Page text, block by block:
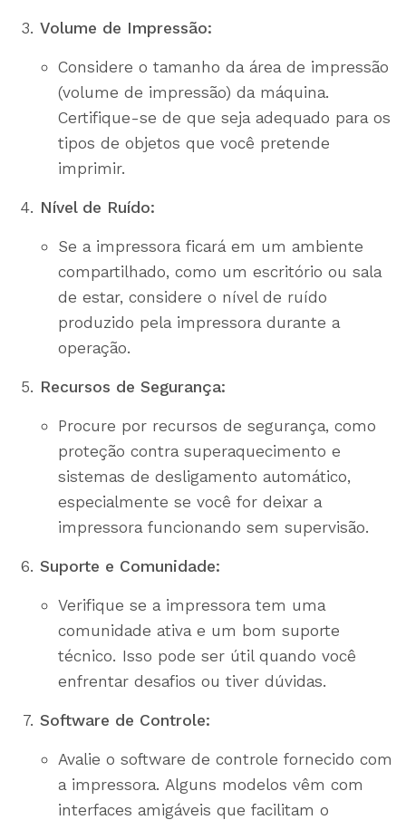
Volume de Impressão:
Considere o tamanho da área de impressão
(volume de impressão) da máquina.
Certifique-se de que seja adequado para os
tipos de objetos que você pretende
imprimir.
Nível de Ruído:
Se a impressora ficará em um ambiente
compartilhado, como um escritório ou sala
de estar, considere o nível de ruído
produzido pela impressora durante a
operação.
Recursos de Segurança:
Procure por recursos de segurança, como
proteção contra superaquecimento e
sistemas de desligamento automático,
especialmente se você for deixar a
impressora funcionando sem supervisão.
Suporte e Comunidade:
Verifique se a impressora tem uma
comunidade ativa e um bom suporte
técnico. Isso pode ser útil quando você
enfrentar desafios ou tiver dúvidas.
Software de Controle:
Avalie o software de controle fornecido com
a impressora. Alguns modelos vêm com
interfaces amigáveis que facilitam o